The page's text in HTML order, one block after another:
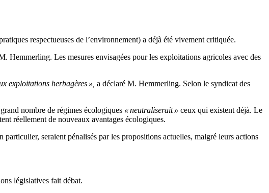
respectueuses de l’environnement) a déjà été vivement critiquée.
Hemmerling. Les mesures envisagées pour les exploitations agricoles avec des
exploitations herbagères », a déclaré M. Hemmerling. Selon le syndicat des
nombre de régimes écologiques « neutraliserait » ceux qui existent déjà. Le
réellement de nouveaux avantages écologiques.
seraient pénalisés par les propositions actuelles, malgré leurs actions
législatives fait débat.